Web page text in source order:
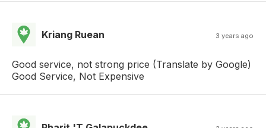
Kriang Ruean 3 years ago
Good service, not strong price (Translate by Google)
Good Service, Not Expensive